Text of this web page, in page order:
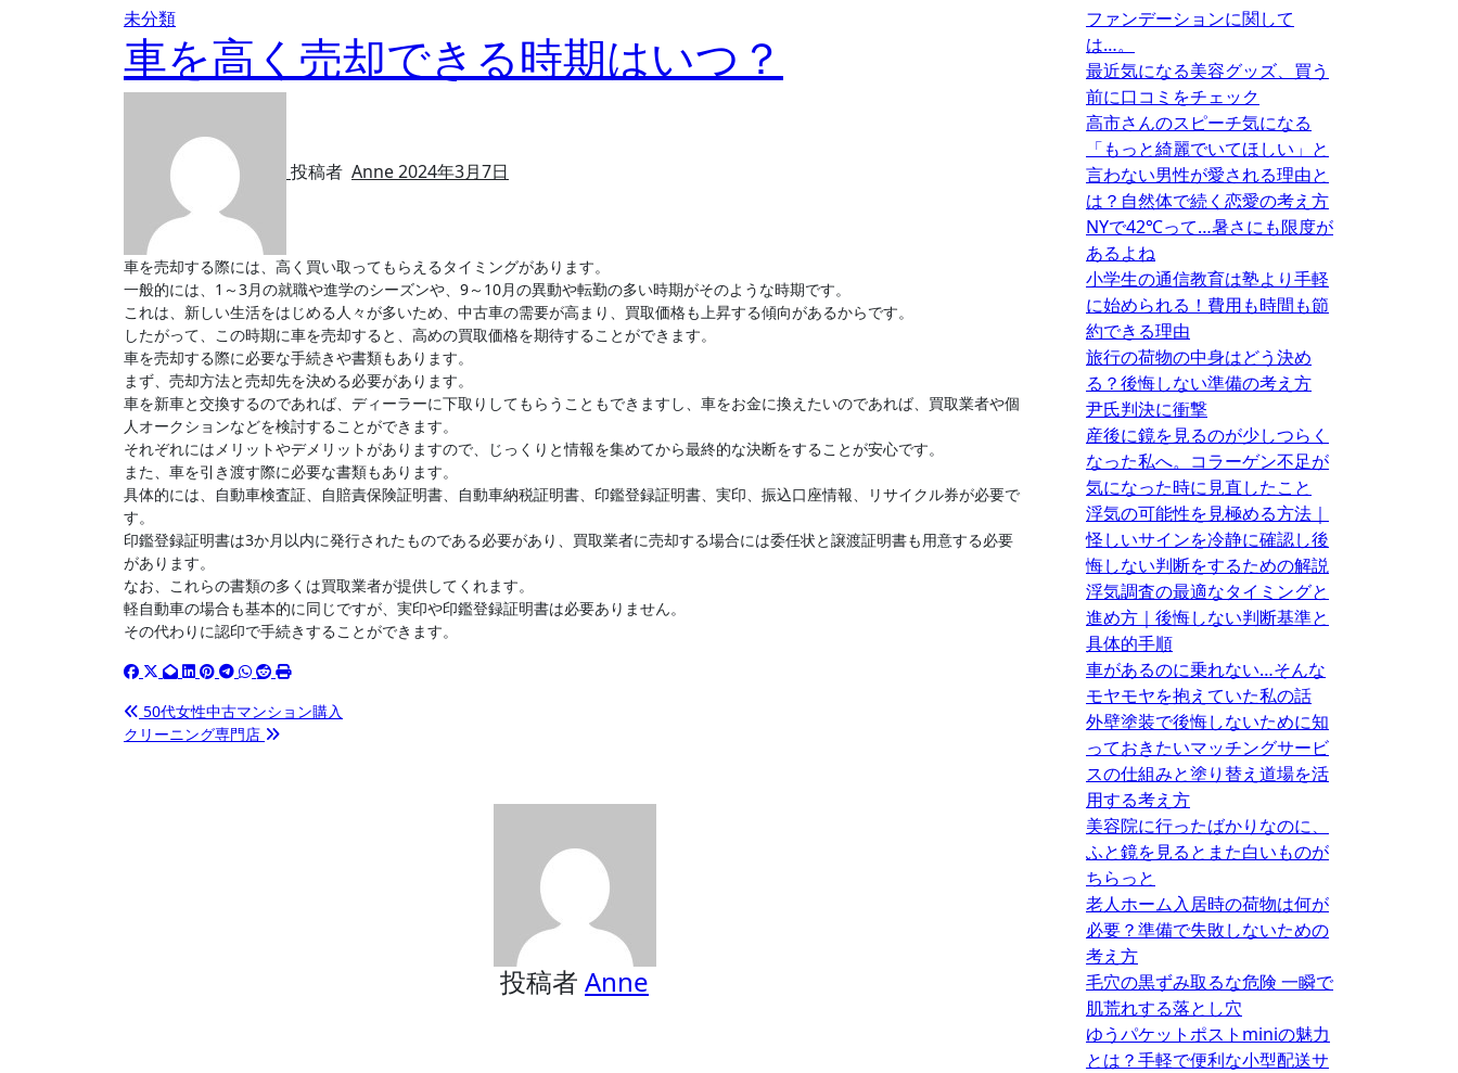
未分類
車を高く売却できる時期はいつ？
投稿者 Anne2024年3月7日
車を売却する際には、高く買い取ってもらえるタイミングがあります。
一般的には、1～3月の就職や進学のシーズンや、9～10月の異動や転勤の多い時期がそのような時期です。
これは、新しい生活をはじめる人々が多いため、中古車の需要が高まり、買取価格も上昇する傾向があるからです。
したがって、この時期に車を売却すると、高めの買取価格を期待することができます。
車を売却する際に必要な手続きや書類もあります。
まず、売却方法と売却先を決める必要があります。
車を新車と交換するのであれば、ディーラーに下取りしてもらうこともできますし、車をお金に換えたいのであれば、買取業者や個
人オークションなどを検討することができます。
それぞれにはメリットやデメリットがありますので、じっくりと情報を集めてから最終的な決断をすることが安心です。
また、車を引き渡す際に必要な書類もあります。
具体的には、自動車検査証、自賠責保険証明書、自動車納税証明書、印鑑登録証明書、実印、振込口座情報、リサイクル券が必要で
す。
印鑑登録証明書は3か月以内に発行されたものである必要があり、買取業者に売却する場合には委任状と譲渡証明書も用意する必要
があります。
なお、これらの書類の多くは買取業者が提供してくれます。
軽自動車の場合も基本的に同じですが、実印や印鑑登録証明書は必要ありません。
その代わりに認印で手続きすることができます。
投50代女性中古マンション購入
クリーニング専門店
投稿者 Anne
ファンデーションに関して
は…。
最近気になる美容グッズ、買う
前に口コミをチェック
高市さんのスピーチ気になる
「もっと綺麗でいてほしい」と
言わない男性が愛される理由と
は？自然体で続く恋愛の考え方
NYで42℃って…暑さにも限度が
あるよね
小学生の通信教育は塾より手軽
に始められる！費用も時間も節
約できる理由
旅行の荷物の中身はどう決め
る？後悔しない準備の考え方
尹氏判決に衝撃
産後に鏡を見るのが少しつらく
なった私へ。コラーゲン不足が
気になった時に見直したこと
浮気の可能性を見極める方法｜
怪しいサインを冷静に確認し後
悔しない判断をするための解説
浮気調査の最適なタイミングと
進め方｜後悔しない判断基準と
具体的手順
車があるのに乗れない…そんな
モヤモヤを抱えていた私の話
外壁塗装で後悔しないために知
っておきたいマッチングサービ
スの仕組みと塗り替え道場を活
用する考え方
美容院に行ったばかりなのに、
ふと鏡を見るとまた白いものが
ちらっと
老人ホーム入居時の荷物は何が
必要？準備で失敗しないための
考え方
毛穴の黒ずみ取るな危険 一瞬で
肌荒れする落とし穴
ゆうパケットポストminiの魅力
とは？手軽で便利な小型配送サ